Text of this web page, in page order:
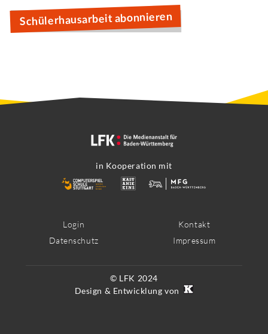
Schülerhausarbeit abonnieren
in Kooperation mit
Footer
Login
Kontakt
Datenschutz
Impressum
© LFK 2024
Design & Entwicklung von